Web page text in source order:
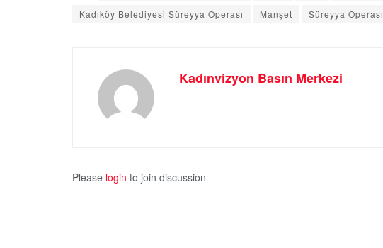
Kadıköy Belediyesi Süreyya Operası
Manşet Süreyya Operası
Kadınvizyon Basın Merkezi
Please login to join discussion